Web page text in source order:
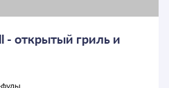
- открытый гриль и